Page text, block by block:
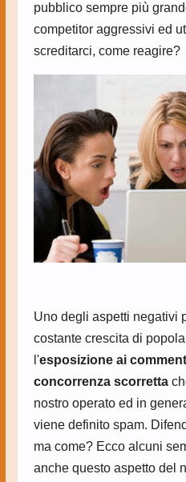
pubblico sempre più
competitor aggressivi ed
screditarci, come reagire?
Uno degli aspetti negativi
costante crescita di
l'esposizione ai
concorrenza scorretta
nostro operato ed in
viene definito spam.
ma come? Ecco alcuni
anche questo aspetto del